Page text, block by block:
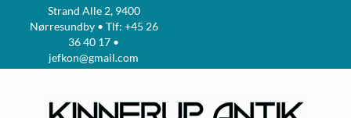
Strand Alle 2, 9400
Nørresundby • Tlf: +45 26
36 40 17 •
jefkon@gmail.com